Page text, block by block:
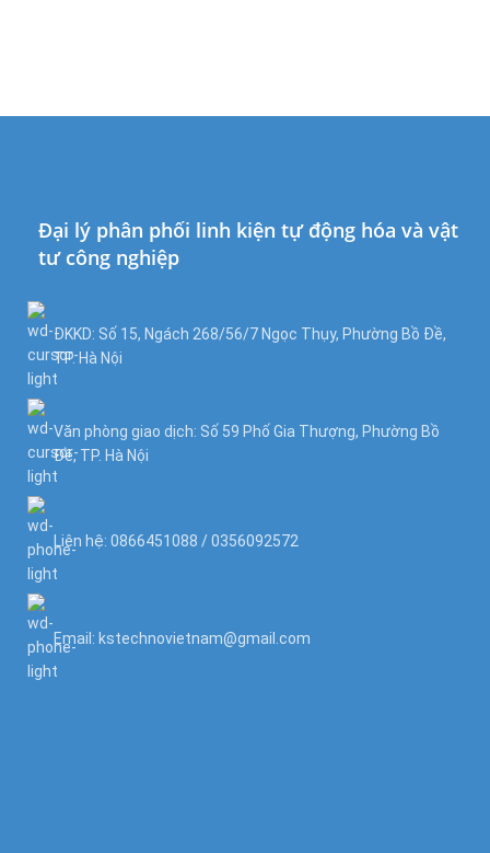
Đại lý phân phối linh kiện tự động hóa và vật
tư công nghiệp
ĐKKD: Số 15, Ngách 268/56/7 Ngọc Thụy, Phường Bồ Đề,
TP. Hà Nội
Văn phòng giao dịch: Số 59 Phố Gia Thượng, Phường Bồ
Đề, TP. Hà Nội
Liên hệ: 0866451088 / 0356092572
Email: kstechnovietnam@gmail.com